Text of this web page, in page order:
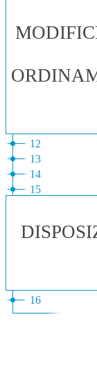
12
13
14
15
16